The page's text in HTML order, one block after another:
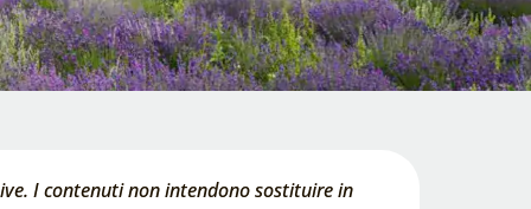
I contenuti non intendono sostituire in